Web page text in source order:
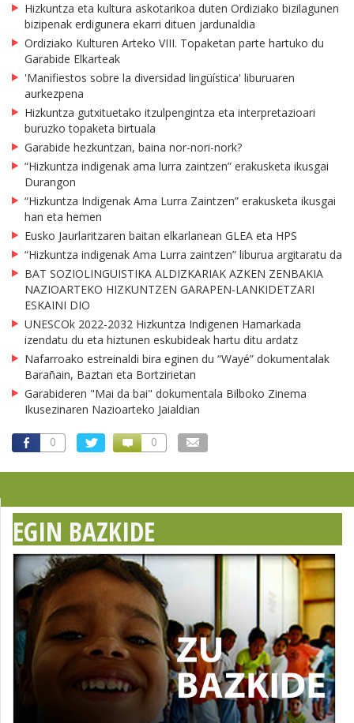
Hizkuntza eta kultura askotarikoa duten Ordiziako bizilagunen
bizipenak erdigunera ekarri dituen jardunaldia
Ordiziako Kulturen Arteko VIII. Topaketan parte hartuko du
Garabide Elkarteak
'Manifiestos sobre la diversidad lingüística' liburuaren
aurkezpena
Hizkuntza gutxituetako itzulpengintza eta interpretazioari
buruzko topaketa birtuala
Garabide hezkuntzan, baina nor-nori-nork?
“Hizkuntza indigenak ama lurra zaintzen” erakusketa ikusgai
Durangon
“Hizkuntza Indigenak Ama Lurra Zaintzen” erakusketa ikusgai
han eta hemen
Eusko Jaurlaritzaren baitan elkarlanean GLEA eta HPS
“Hizkuntza indigenak Ama Lurra zaintzen” liburua argitaratu da
BAT SOZIOLINGUISTIKA ALDIZKARIAK AZKEN ZENBAKIA
NAZIOARTEKO HIZKUNTZEN GARAPEN-LANKIDETZARI
ESKAINI DIO
UNESCOk 2022-2032 Hizkuntza Indigenen Hamarkada
izendatu du eta hiztunen eskubideak hartu ditu ardatz
Nafarroako estreinaldi bira eginen du “Wayé” dokumentalak
Barañain, Baztan eta Bortzirietan
Garabideren "Mai da bai" dokumentala Bilboko Zinema
Ikusezinaren Nazioarteko Jaialdian
0 0
EGIN BAZKIDE